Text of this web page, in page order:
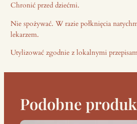
Chronić przed dziećmi.
Nie spożywać. W razie połknięcia
lekarzem.
Utylizować zgodnie z lokalnymi
Podobne